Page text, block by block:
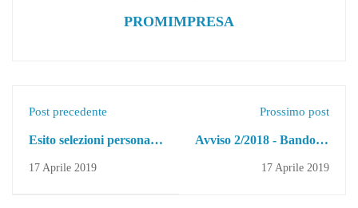
PROMIMPRESA
Post precedente
Esito selezioni personale
17 Aprile 2019
Prossimo post
Avviso 2/2018 - Bando di
17 Aprile 2019